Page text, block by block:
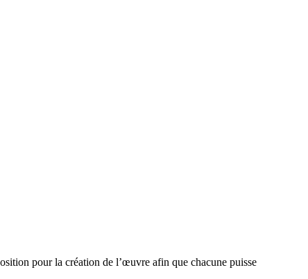
pour la création de l’œuvre afin que chacune puisse